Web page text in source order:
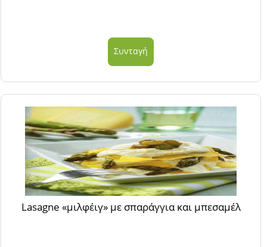
Συνταγή
Lasagne «μιλφέιγ» με σπαράγγια και μπεσαμέλ